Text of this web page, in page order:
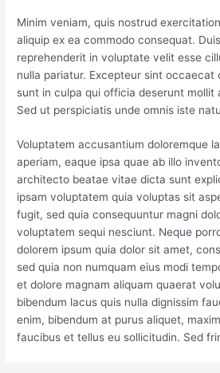
Minim veniam, quis nostrud
aliquip ex ea commodo consequat.
reprehenderit in voluptate velit esse
nulla pariatur. Excepteur sint occaecat
sunt in culpa qui officia deserunt mollit
Sed ut perspiciatis unde omnis iste
Voluptatem accusantium doloremque
aperiam, eaque ipsa quae ab illo
architecto beatae vitae dicta sunt
ipsam voluptatem quia voluptas sit
fugit, sed quia consequuntur magni
voluptatem sequi nesciunt. Neque
dolorem ipsum quia dolor sit amet,
sed quia non numquam eius modi
et dolore magnam aliquam quaerat
bibendum lacus quis nulla dignissim
enim, bibendum at purus aliquet,
faucibus et tellus eu sollicitudin. Sed